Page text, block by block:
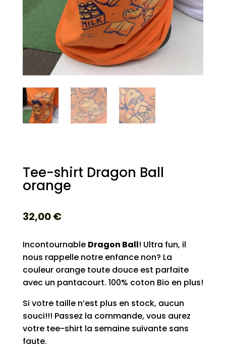
Tee-shirt Dragon Ball
orange
32,00€
Incontournable Dragon Ball! Ultra fun, il
nous rappelle notre enfance non? La
couleur orange toute douce est parfaite
avec un pantacourt. 100% coton Bio en plus!
Si votre taille n’est plus en stock, aucun
souci!!! Passez la commande, vous aurez
votre tee-shirt la semaine suivante sans
faute.